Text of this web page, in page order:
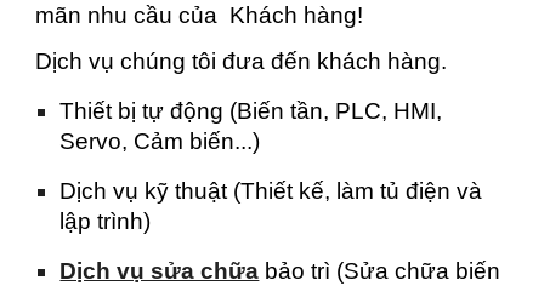
mãn nhu cầu của Khách hàng!
Dịch vụ chúng tôi đưa đến khách hàng.
Thiết bị tự động (Biến tần, PLC, HMI,
Servo, Cảm biến...)
Dịch vụ kỹ thuật (Thiết kế, làm tủ điện và
lập trình)
Dịch vụ sửa chữa bảo trì (Sửa chữa biến